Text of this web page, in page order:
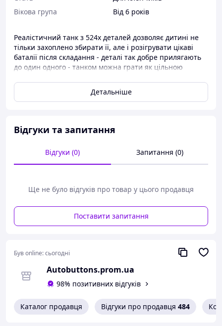
Вікова група
Від 6 років
Реалістичний танк з 524х деталей дозволяє дитині не
тільки захоплено збирати її, але і розігрувати цікаві
баталії після складання - деталі так добре прилягають
до один одного - танком можна грати як цільною
маскування також йдуть у наборі
Купуючи конструктор танк - ви отримуєте 2в1 -
потужним озброєнням. У військової машини масивна
оснащений броньовою вежею з рухомим дулом.
На відміну від простих іграшкових танків - танк
іншого військового набору
йде в комплекті
Характеристики:
Країна: Китай
Кількість деталей: 524 шт.
Рекомендований вік: від 6 років.
Кількість міні фігурок: 3 шт.
Детальніше
Відгуки та запитання
Відгуки (0) Запитання (0)
Ще не було відгуків про товар у цього продавця
Поставити запитання
Був online:сьогодні
Autobuttons.prom.ua
98% позитивних відгуків
Каталог продавця Відгуки про продавця 484